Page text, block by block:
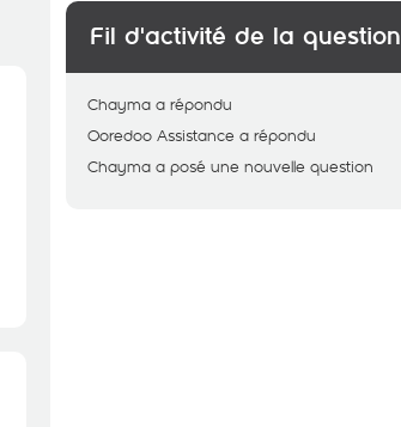
Fil d'activité de la question
Chayma a répondu
Ooredoo Assistance a répondu
Chayma a posé une nouvelle question